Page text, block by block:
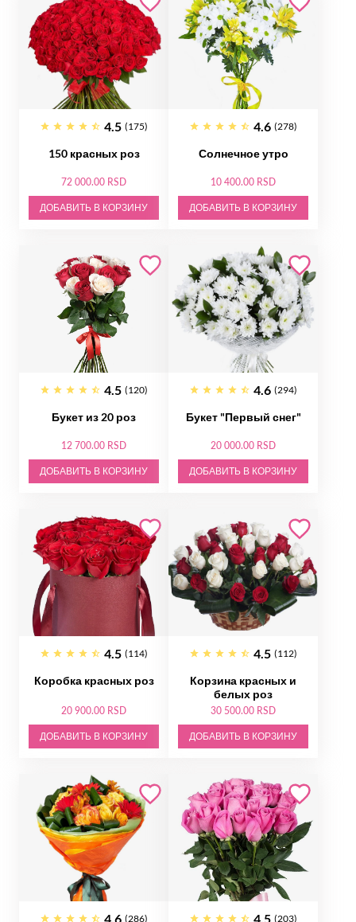
4.5 (175)
150 красных роз
72 000.00 RSD
ДОБАВИТЬ В КОРЗИНУ
4.6 (278)
Солнечное утро
10 400.00 RSD
ДОБАВИТЬ В КОРЗИНУ
4.5 (120)
Букет из 20 роз
12 700.00 RSD
ДОБАВИТЬ В КОРЗИНУ
4.6 (294)
Букет "Первый снег"
20 000.00 RSD
ДОБАВИТЬ В КОРЗИНУ
4.5 (114)
Коробка красных роз
20 900.00 RSD
ДОБАВИТЬ В КОРЗИНУ
4.5 (112)
Корзина красных и
белых роз
30 500.00 RSD
ДОБАВИТЬ В КОРЗИНУ
4.6 (286) 4.5 (203)